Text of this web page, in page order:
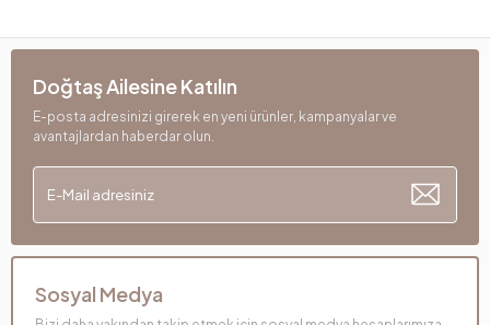
Doğtaş Ailesine Katılın
E-posta adresinizi girerek en yeni ürünler, kampanyalar ve
avantajlardan haberdar olun.
Sosyal Medya